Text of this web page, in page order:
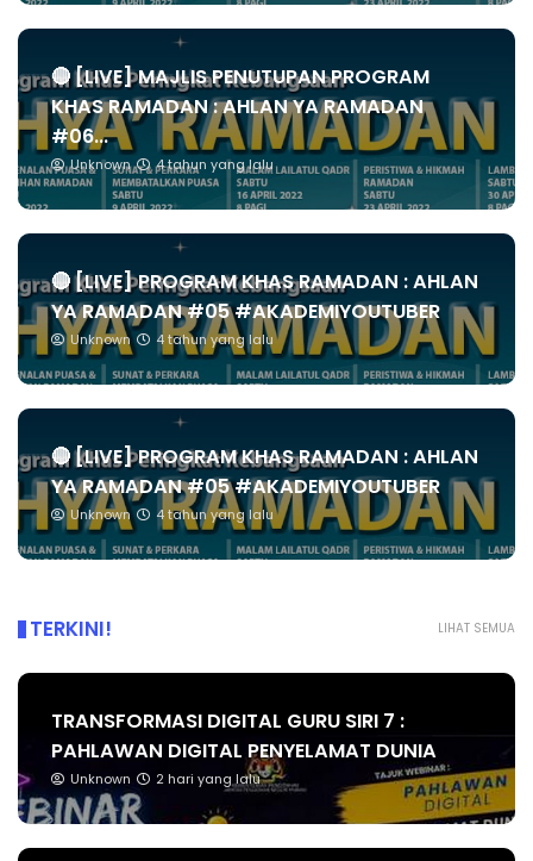
🔴 [LIVE] MAJLIS PENUTUPAN PROGRAM
KHAS RAMADAN : AHLAN YA RAMADAN
#06...
Unknown 4 tahun yang lalu
🔴 [LIVE] PROGRAM KHAS RAMADAN : AHLAN
YA RAMADAN #05 #AKADEMIYOUTUBER
Unknown 4 tahun yang lalu
🔴 [LIVE] PROGRAM KHAS RAMADAN : AHLAN
YA RAMADAN #05 #AKADEMIYOUTUBER
Unknown 4 tahun yang lalu
LIHAT SEMUA
TERKINI!
TRANSFORMASI DIGITAL GURU SIRI 7 :
PAHLAWAN DIGITAL PENYELAMAT DUNIA
Unknown 2 hari yang lalu